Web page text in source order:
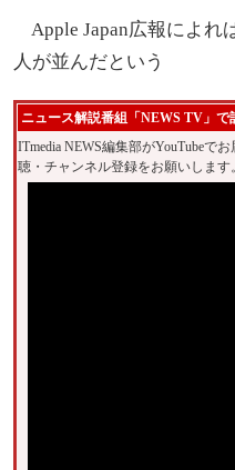
Apple Japan広報によれ
人が並んだという
ニュース解説番組「NEWS TV」で
ITmedia NEWS編集部がYouTubeで
聴・チャンネル登録をお願いします。